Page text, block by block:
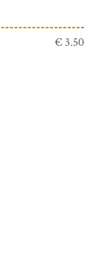
€ 3.50